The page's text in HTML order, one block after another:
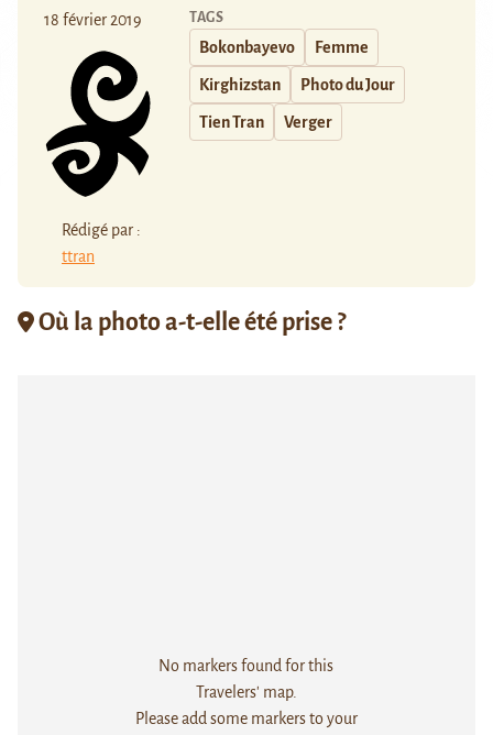
18 février 2019
Rédigé par :
ttran
TAGS
Bokonbayevo Femme
Kirghizstan Photo du Jour
Tien Tran Verger
Où la photo a-t-elle été prise ?
No markers found for this
Travelers' map.
Please add some markers to your